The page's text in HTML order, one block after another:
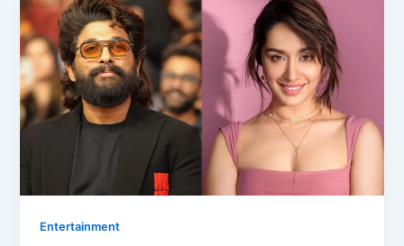
Entertainment